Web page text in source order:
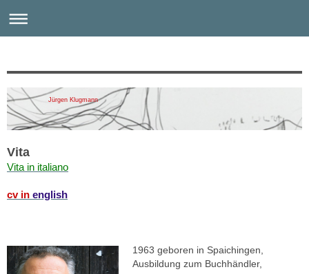
Jürgen Klugmann
Vita
Vita in italiano
cv in english
1963 geboren in Spaichingen,
Ausbildung zum Buchhändler,